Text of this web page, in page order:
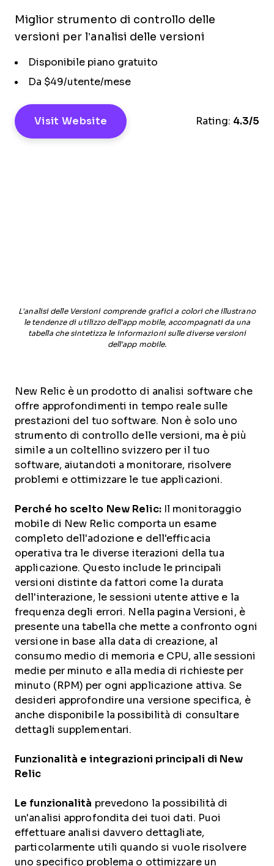
Miglior strumento di controllo delle
versioni per l’analisi delle versioni
Disponibile piano gratuito
Da $49/utente/mese
Visit Website Rating: 4.3/5
L'analisi delle Versioni comprende grafici a colori che illustrano
le tendenze di utilizzo dell'app mobile, accompagnati da una
tabella che sintetizza le informazioni sulle diverse versioni
dell'app mobile.
New Relic è un prodotto di analisi software che
offre approfondimenti in tempo reale sulle
prestazioni del tuo software. Non è solo uno
strumento di controllo delle versioni, ma è più
simile a un coltellino svizzero per il tuo
software, aiutandoti a monitorare, risolvere
problemi e ottimizzare le tue applicazioni.
Perché ho scelto New Relic:Il monitoraggio
mobile di New Relic comporta un esame
completo dell'adozione e dell'efficacia
operativa tra le diverse iterazioni della tua
applicazione. Questo include le principali
versioni distinte da fattori come la durata
dell'interazione, le sessioni utente attive e la
frequenza degli errori. Nella pagina Versioni, è
presente una tabella che mette a confronto ogni
versione in base alla data di creazione, al
consumo medio di memoria e CPU, alle sessioni
medie per minuto e alla media di richieste per
minuto (RPM) per ogni applicazione attiva. Se
desideri approfondire una versione specifica, è
anche disponibile la possibilità di consultare
dettagli supplementari.
Funzionalità e integrazioni principali di New
Relic
Le funzionalità prevedono la possibilità di
un'analisi approfondita dei tuoi dati. Puoi
effettuare analisi davvero dettagliate,
particolarmente utili quando si vuole risolvere
uno specifico problema o ottimizzare un